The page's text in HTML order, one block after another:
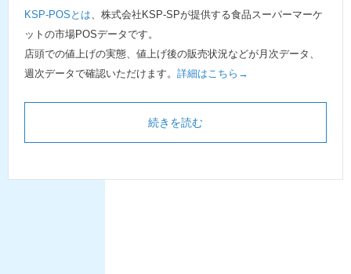
KSP-POSとは 、株式会社KSP-SPが提供する食品スーパーマーケ
ットの市場POSデータです。
店頭での値上げの実態、値上げ後の販売状況などが月次データ、
週次データで確認いただけます。 詳細はこちら→
続きを読む